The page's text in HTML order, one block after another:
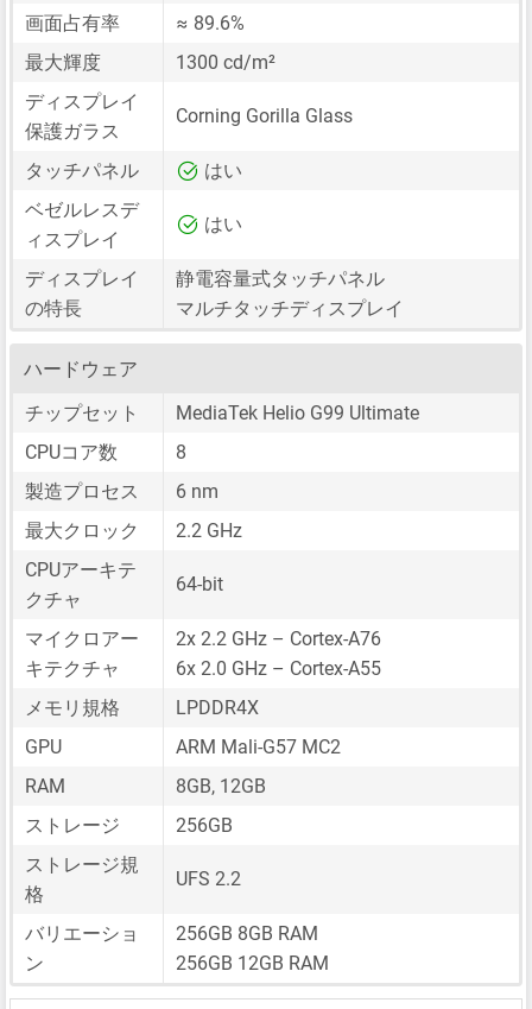
画面占有率
≈ 89.6%
最大輝度
1300 cd/m²
ディスプレイ
保護ガラス
Corning Gorilla Glass
タッチパネル
はい
ベゼルレスデ
ィスプレイ
はい
ディスプレイ
の特長
静電容量式タッチパネル
マルチタッチディスプレイ
ハードウェア
チップセット
MediaTek Helio G99 Ultimate
CPUコア数
8
製造プロセス
6 nm
最大クロック
2.2 GHz
CPUアーキテ
クチャ
64-bit
マイクロアー
キテクチャ
2x 2.2 GHz – Cortex-A76
6x 2.0 GHz – Cortex-A55
メモリ規格
LPDDR4X
GPU
ARM Mali-G57 MC2
RAM
8GB, 12GB
ストレージ
256GB
ストレージ規
格
UFS 2.2
バリエーショ
ン
256GB 8GB RAM
256GB 12GB RAM